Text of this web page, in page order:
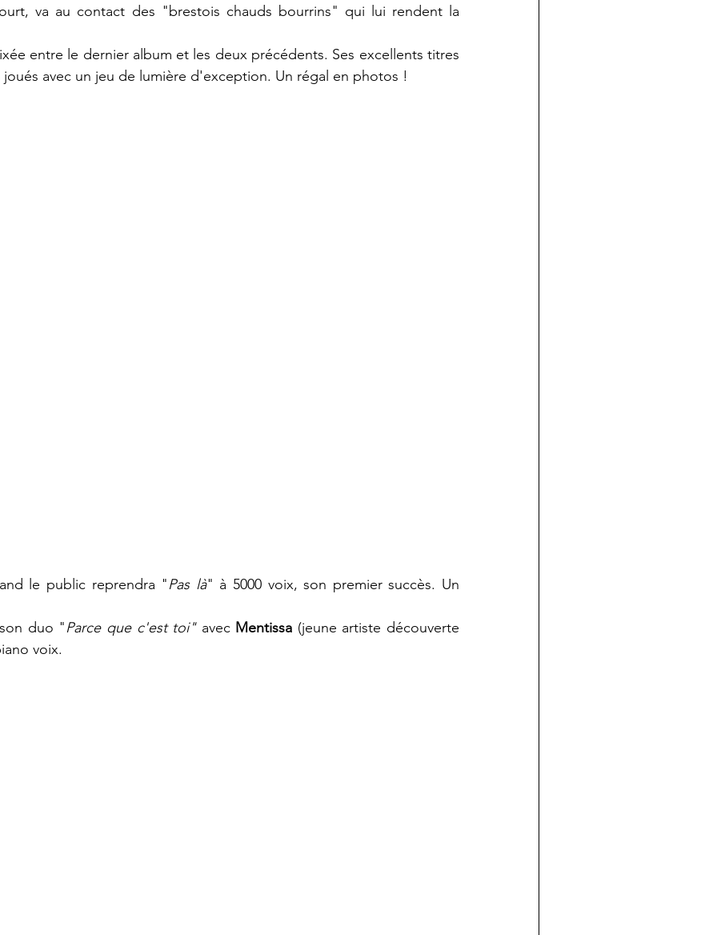
va au contact des "brestois chauds bourrins" qui lui rendent la
entre le dernier album et les deux précédents. Ses excellents titres
avec un jeu de lumière d'exception. Un régal en photos !
le public reprendra "Pas là" à 5000 voix, son premier succès. Un
duo "Parce que c'est toi" avec Mentissa (jeune artiste découverte
voix.